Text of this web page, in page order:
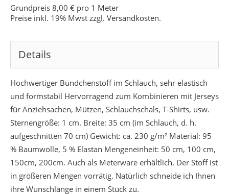
Grundpreis 8,00 € pro 1 Meter
Preise inkl. 19% Mwst zzgl. Versandkosten.
Details
Hochwertiger Bündchenstoff im Schlauch, sehr elastisch
und formstabil Hervorragend zum Kombinieren mit Jerseys
für Anziehsachen, Mützen, Schlauchschals, T-Shirts, usw.
Sternengröße: 1 cm. Breite: 35 cm (im Schlauch, d. h.
aufgeschnitten 70 cm) Gewicht: ca. 230 g/m² Material: 95
% Baumwolle, 5 % Elastan Mengeneinheit: 50 cm, 100 cm,
150cm, 200cm. Auch als Meterware erhältlich. Der Stoff ist
in größeren Mengen vorrätig. Natürlich schneide ich Ihnen
ihre Wunschlänge in einem Stück zu.